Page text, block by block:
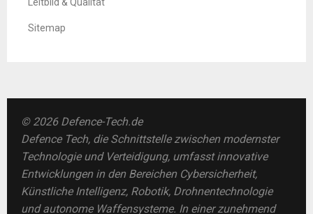
Sitemap
© 2026 Defence-Tech.de
Defence Tech, die Schnittstelle zwischen modernster
Technologie und Verteidigung, umfasst innovative
Entwicklungen in den Bereichen Cybersicherheit,
Künstliche Intelligenz, Robotik, Drohnentechnologie
und autonome Waffensysteme. In einer zunehmend